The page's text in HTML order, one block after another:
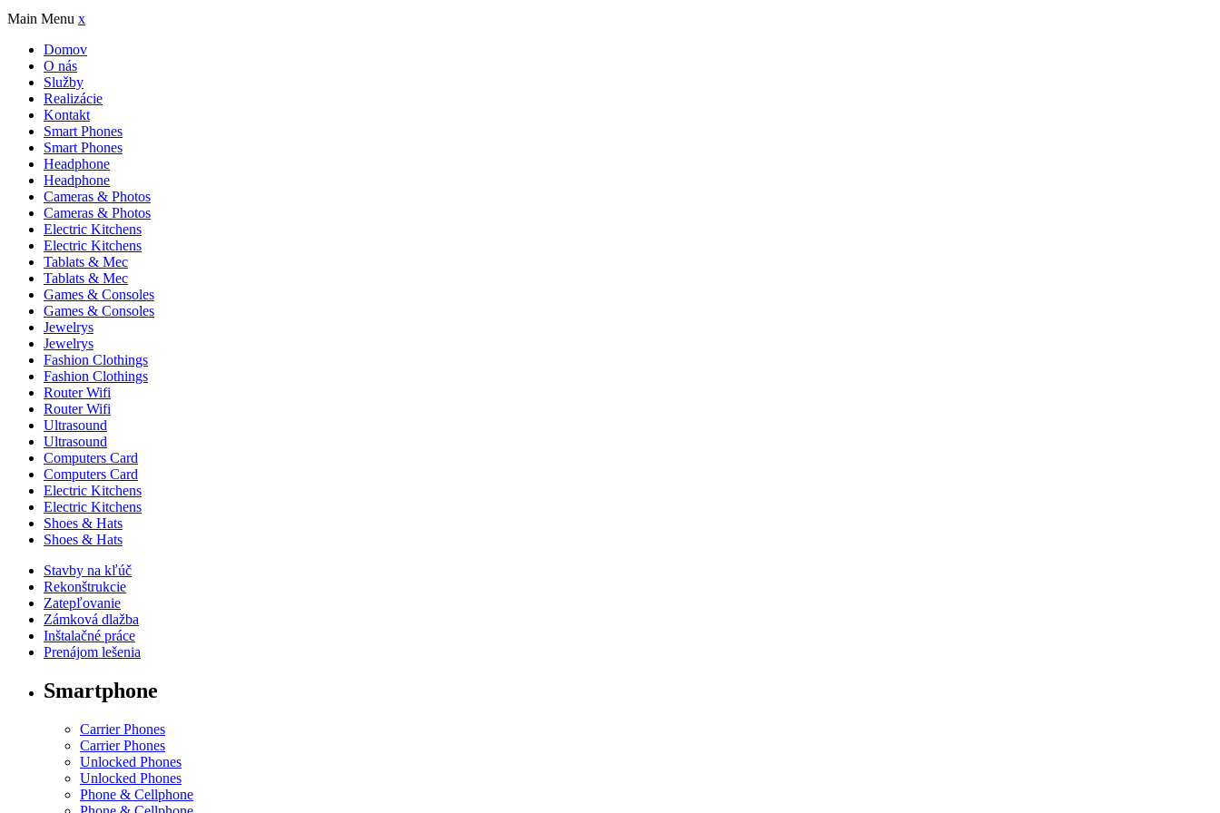
Main Menu x
Domov
O nás
Služby
Realizácie
Kontakt
Smart Phones
Smart Phones
Headphone
Headphone
Cameras & Photos
Cameras & Photos
Electric Kitchens
Electric Kitchens
Tablats & Mec
Tablats & Mec
Games & Consoles
Games & Consoles
Jewelrys
Jewelrys
Fashion Clothings
Fashion Clothings
Router Wifi
Router Wifi
Ultrasound
Ultrasound
Computers Card
Computers Card
Electric Kitchens
Electric Kitchens
Shoes & Hats
Shoes & Hats
Stavby na kľúč
Rekonštrukcie
Zatepľovanie
Zámková dlažba
Inštalačné práce
Prenájom lešenia
Smartphone
Carrier Phones
Carrier Phones
Unlocked Phones
Unlocked Phones
Phone & Cellphone